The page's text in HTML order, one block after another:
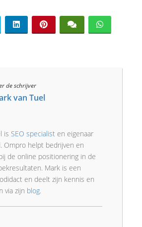
de schrijver
van Tuel
is SEO specialist en eigenaar
Ompro helpt bedrijven en
de online positionering in de
Mark is een
en deelt zijn kennis en
via zijn blog.